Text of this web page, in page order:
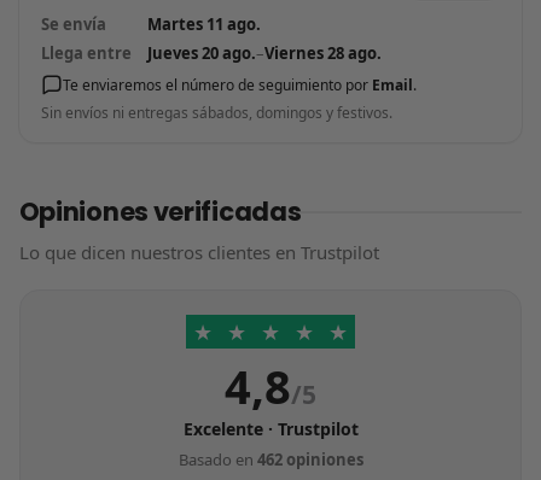
Se envía
Martes 11 ago.
Llega entre
Jueves 20 ago.–Viernes 28 ago.
Te enviaremos el número de seguimiento por Email.
Sin envíos ni entregas sábados, domingos y festivos.
Opiniones verificadas
Lo que dicen nuestros clientes en Trustpilot
★ ★ ★ ★ ★
4,8/5
Excelente · Trustpilot
Basado en 462 opiniones